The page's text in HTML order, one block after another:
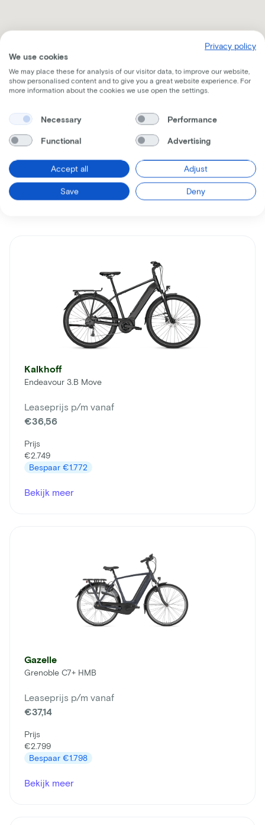
Ontvang alle nodige informatie per mail
Vergelijkbare
fietsen
Kalkhoff
Endeavour 3.B Move
Leaseprijs p/m vanaf
€36,56
Prijs
€2.749
Bespaar €1.772
Bekijk meer
Gazelle
Grenoble C7+ HMB
Leaseprijs p/m vanaf
€37,14
Prijs
€2.799
Bespaar €1.798
Bekijk meer
Privacy policy
We use cookies
We may place these for analysis of our visitor data, to improve our website,
show personalised content and to give you a great website experience. For
more information about the cookies we use open the settings.
Necessary Performance
Functional Advertising
Accept all Adjust
Save Deny